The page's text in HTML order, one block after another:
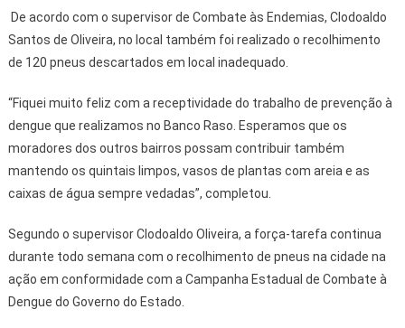
De acordo com o supervisor de Combate às Endemias, Clodoaldo
Santos de Oliveira, no local também foi realizado o recolhimento
de 120 pneus descartados em local inadequado.
“Fiquei muito feliz com a receptividade do trabalho de prevenção à
dengue que realizamos no Banco Raso. Esperamos que os
moradores dos outros bairros possam contribuir também
mantendo os quintais limpos, vasos de plantas com areia e as
caixas de água sempre vedadas”, completou.
Segundo o supervisor Clodoaldo Oliveira, a força-tarefa continua
durante todo semana com o recolhimento de pneus na cidade na
ação em conformidade com a Campanha Estadual de Combate à
Dengue do Governo do Estado.